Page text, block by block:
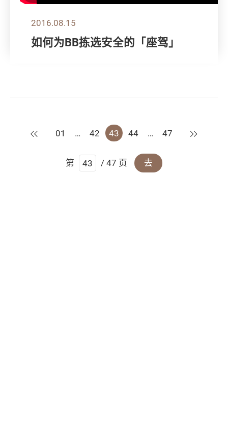
2016.08.15
如何为BB拣选安全的「座驾」
上一页
01 … 42 43 44 … 47 下一页
第 / 47 页 去